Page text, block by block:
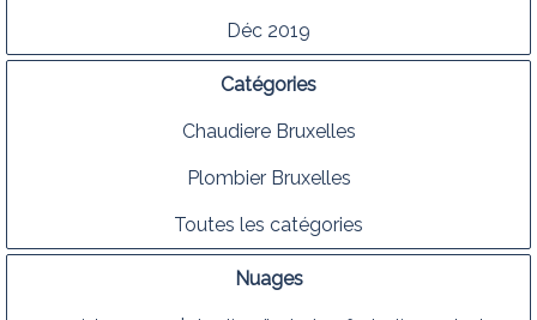
Déc 2019
Catégories
Chaudiere Bruxelles
Plombier Bruxelles
Toutes les catégories
Nuages